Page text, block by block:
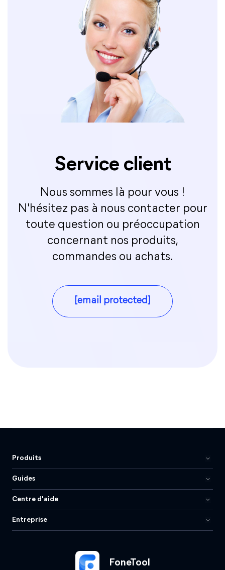
Service client
Nous sommes là pour vous !
N'hésitez pas à nous contacter pour
toute question ou préoccupation
concernant nos produits,
commandes ou achats.
[email protected]
FoneTool
Produits
Guides
Centre d'aide
Entreprise